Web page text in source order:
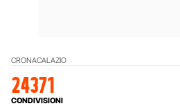
CRONACALAZIO
24371
CONDIVISIONI